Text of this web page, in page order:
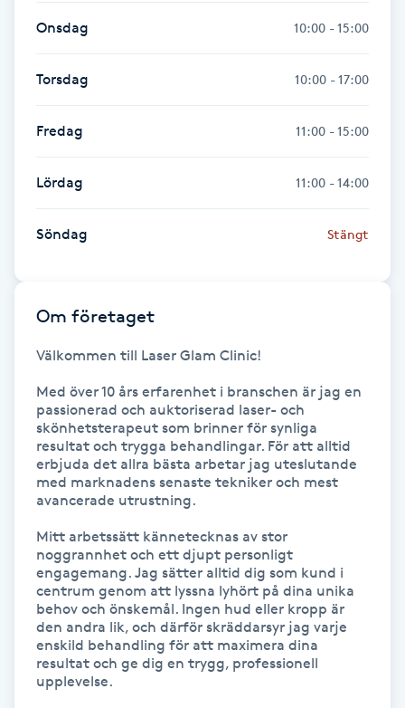
Hårförlängning
Hårvård
Hälsprickor
Idrottsmassage
IPL hårborttagning
IR-massage
Japansk massage
Onsdag 10:00 - 15:00
Torsdag 10:00 - 17:00
Fredag 11:00 - 15:00
Lördag 11:00 - 14:00
Söndag Stängt
Om företaget
Välkommen till Laser Glam Clinic!
Med över 10 års erfarenhet i branschen är jag en
passionerad och auktoriserad laser- och
skönhetsterapeut som brinner för synliga
resultat och trygga behandlingar. För att alltid
erbjuda det allra bästa arbetar jag uteslutande
med marknadens senaste tekniker och mest
avancerade utrustning.
Mitt arbetssätt kännetecknas av stor
noggrannhet och ett djupt personligt
engagemang. Jag sätter alltid dig som kund i
centrum genom att lyssna lyhört på dina unika
behov och önskemål. Ingen hud eller kropp är
den andra lik, och därför skräddarsyr jag varje
enskild behandling för att maximera dina
resultat och ge dig en trygg, professionell
upplevelse.